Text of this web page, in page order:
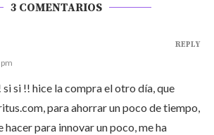
3 COMENTARIOS
si !! hice la compra el otro día, que
para ahorrar un poco de tiempo,
hacer para innovar un poco, me ha
REPLY